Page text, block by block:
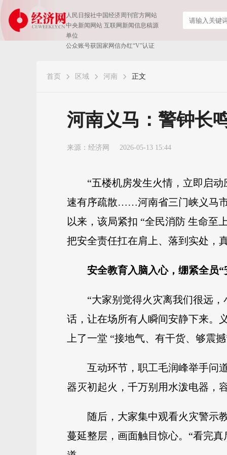
人民日报社中国经济周刊官方网站
中央新闻网站 互联网新闻信息稿源
单位
公众账号获国家网信办红“V”认证
首页 区域 河南 正文
河南义马：警钟长
来源： 经济网 2026-05-13 15:44
“五楼机房发生火情，立即启
速有序疏散……河南省三门峡义马
以来，该局紧扣 “全民消防 生命
把安全责任扛在肩上、落到实处，
安全教育入脑入心，绷紧全员“
“大家别觉得火灾离我们很远
话，让在场所有人瞬间安静下来。
上了一堂 “接地气、有干货、够震
互动环节，职工毛润峰举手问
器灭初起火，千万别用水泼电器，
随后，大家集中观看火灾警示
蔓延整层，画面触目惊心。“看完